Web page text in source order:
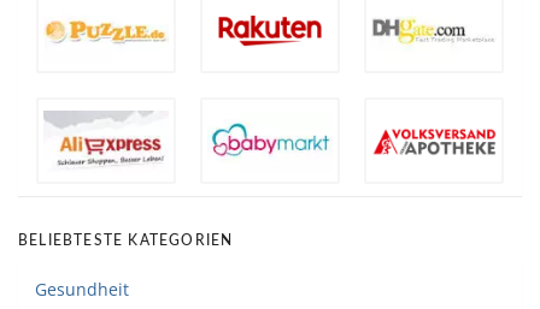
BELIEBTESTE KATEGORIEN
Gesundheit